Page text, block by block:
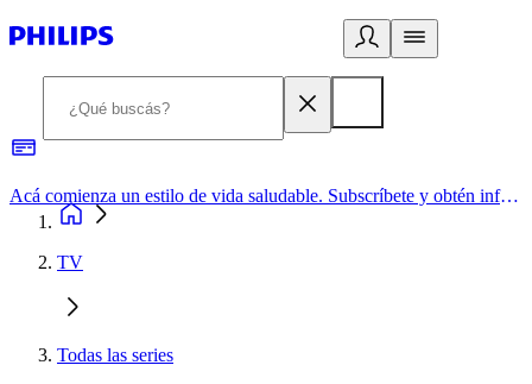
Acá comienza un estilo de vida saludable. Subscríbete y obtén información de primera mano
TV
Todas las series